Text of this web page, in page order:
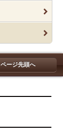
ページ先頭へ